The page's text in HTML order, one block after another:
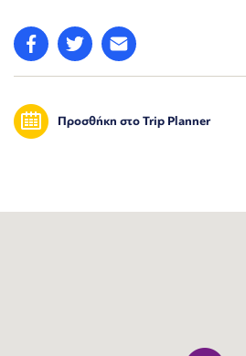
Προσθήκη στο Trip Planner